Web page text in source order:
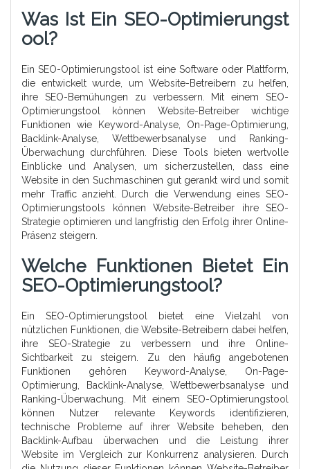
Was Ist Ein SEO-Optimierungst
Ool?
Ein SEO-Optimierungstool ist eine Software oder Plattform,
die entwickelt wurde, um Website-Betreibern zu helfen,
ihre SEO-Bemühungen zu verbessern. Mit einem SEO-
Optimierungstool können Website-Betreiber wichtige
Funktionen wie Keyword-Analyse, On-Page-Optimierung,
Backlink-Analyse, Wettbewerbsanalyse und Ranking-
Überwachung durchführen. Diese Tools bieten wertvolle
Einblicke und Analysen, um sicherzustellen, dass eine
Website in den Suchmaschinen gut gerankt wird und somit
mehr Traffic anzieht. Durch die Verwendung eines SEO-
Optimierungstools können Website-Betreiber ihre SEO-
Strategie optimieren und langfristig den Erfolg ihrer Online-
Präsenz steigern.
Welche Funktionen Bietet Ein
SEO-Optimierungstool?
Ein SEO-Optimierungstool bietet eine Vielzahl von
nützlichen Funktionen, die Website-Betreibern dabei helfen,
ihre SEO-Strategie zu verbessern und ihre Online-
Sichtbarkeit zu steigern. Zu den häufig angebotenen
Funktionen gehören Keyword-Analyse, On-Page-
Optimierung, Backlink-Analyse, Wettbewerbsanalyse und
Ranking-Überwachung. Mit einem SEO-Optimierungstool
können Nutzer relevante Keywords identifizieren,
technische Probleme auf ihrer Website beheben, den
Backlink-Aufbau überwachen und die Leistung ihrer
Website im Vergleich zur Konkurrenz analysieren. Durch